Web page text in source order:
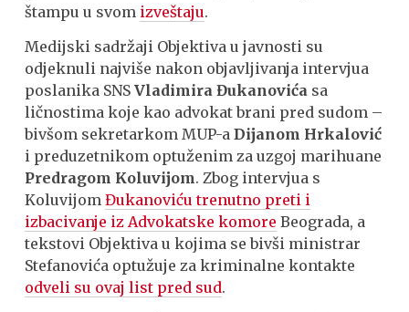
štampu u svom izveštaju.
Medijski sadržaji Objektiva u javnosti su
odjeknuli najviše nakon objavljivanja intervjua
poslanika SNSVladimira Đukanovića sa
ličnostima koje kao advokat brani pred sudom –
bivšom sekretarkom MUP-aDijanom Hrkalović
i preduzetnikom optuženim za uzgoj marihuane
Predragom Koluvijom. Zbog intervjua s
KoluvijomĐukanoviću trenutno preti i
izbacivanje iz Advokatske komore Beograda, a
tekstovi Objektiva u kojima se bivši ministrar
Stefanovića optužuje za kriminalne kontakte
odveli su ovaj list pred sud.